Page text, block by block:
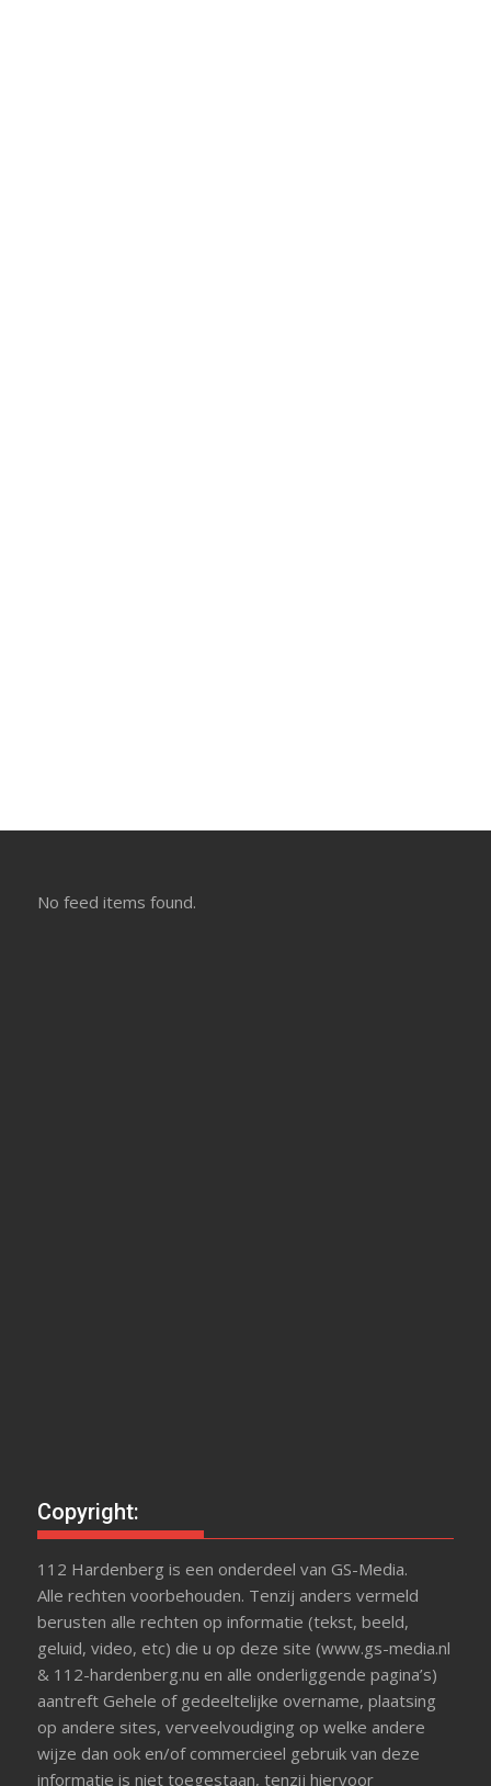
No feed items found.
Copyright:
112 Hardenberg is een onderdeel van GS-Media.
Alle rechten voorbehouden. Tenzij anders vermeld
berusten alle rechten op informatie (tekst, beeld,
geluid, video, etc) die u op deze site (www.gs-media.nl
& 112-hardenberg.nu en alle onderliggende pagina’s)
aantreft Gehele of gedeeltelijke overname, plaatsing
op andere sites, verveelvoudiging op welke andere
wijze dan ook en/of commercieel gebruik van deze
informatie is niet toegestaan, tenzij hiervoor